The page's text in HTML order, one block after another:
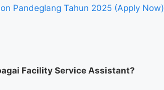
Pandeglang Tahun 2025 (Apply Now)
Facility Service Assistant?